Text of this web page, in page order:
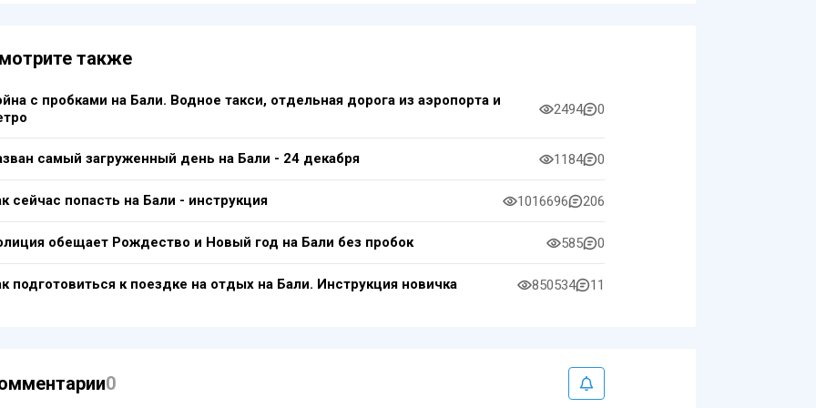
также
с пробками на Бали. Водное такси, отдельная дорога из аэропорта и
2494 0
самый загруженный день на Бали - 24 декабря 1184 0
сейчас попасть на Бали - инструкция 1016696 206
обещает Рождество и Новый год на Бали без пробок 585 0
подготовиться к поездке на отдых на Бали. Инструкция новичка 850534 11
0